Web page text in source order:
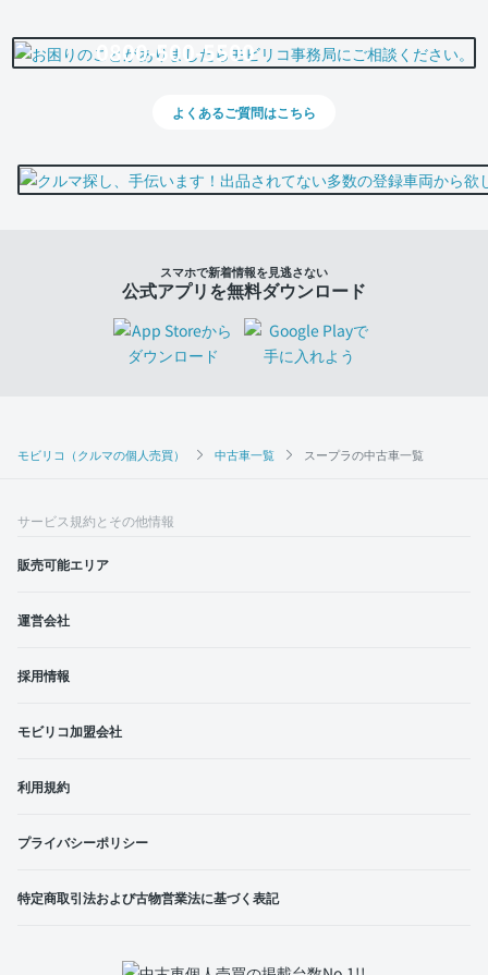
モビリコ（クルマの個人売買） 中古車一覧 スープラの中古車一覧
0800-500-5500
よくあるご質問はこちら
スマホで新着情報を見逃さない
公式アプリを無料ダウンロード
サービス規約とその他情報
販売可能エリア
運営会社
採用情報
モビリコ加盟会社
利用規約
プライバシーポリシー
特定商取引法および古物営業法に基づく表記